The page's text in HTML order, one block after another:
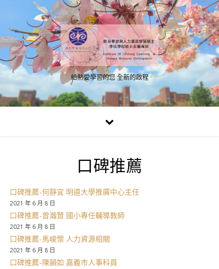
給熱愛學習的您 全新的啟程
口碑推薦
口碑推薦-何靜宜 明道大學推廣中心主任
2021 年 6 月 8 日
口碑推薦-曾瀚賢 國小專任輔導教師
2021 年 6 月 8 日
口碑推薦-馬峻懷 人力資源相關
2021 年 6 月 8 日
口碑推薦-陳韻如 嘉義市人事科員